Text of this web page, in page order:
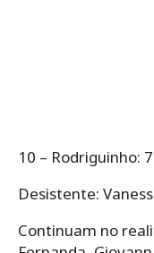
10 – Rodriguinho:
Desistente:
Continuam no